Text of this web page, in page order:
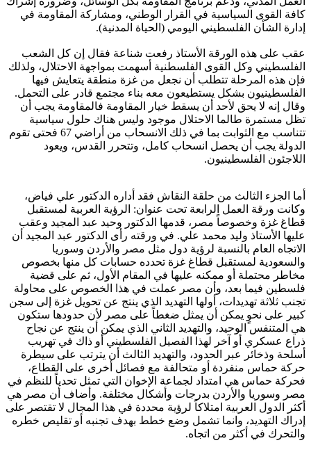
كافة القوى السياسية في القرار الوطني، ومشاركة المقاومة في
إدارة الشأن الفلسطيني اليومي (الحياة المدنية).
عقب على هذه الورقة الأستاذ رفعت شناعة فقال إن كل الشعب
الفلسطيني وكل القوى الفلسطنية أسهمت بمواجهة الاحتلال، ولذلك
فإن هذه المرحلة تتطلب أن نجعل من غزة منطقة يتعايش فيها
الفلسطينيون بشكل يستطيعون معه بناء مجتمع قادر على التحمل.
وقال إنه لا يحق لأحد أن يسقط خيار المقاومة فالمقاومة يجب أن
تظل مستمرة طالما الاحتلال موجود وليس هناك حلول سياسية
تتناسب مع الثوابت بما في ذلك الانسحاب من أراضي 67 فحتى تقوم
الدولة يجب أن يحصل انسحاب كامل، وتتحرر القدس، ويعود
اللاجئون الفلسطينيون.
أما الجزء الثالث من حلقة النقاش فقد أداره الدكتور علي فياض،
وكانت ورقة العمل الرابعة تحت عنوان: الرؤية العربية لمستقبل
قطاغ غزة وخصوصاً مصر، قدمها الدكتور وحيد عبد المجيد وعقب
عليها الأستاذ وليد محمد علي. في ورقته رأى الدكتور عبد المجيد أن
الاتجاه العام بالنسبة لرؤية دول مثل مصر والأردن وسوريا
والسعودية لمستقبل قطاغ غزة تحدده حسابات كل منها بخصوص
مخاطر محتملة أو ممكنه عليها في المقام الأول، ثم على قضية
فلسطين فيما بعد، وأن مصر عملت في هذا الخصوص على محاولة
تجنب ثلاثة تهديدات، أولها التهديد الذي ينتج عن تحويل غزة إلى سجن
كبير على نحوٍ يمكن أن يمثل ضغطاً على مصر لأن حدودها ستكون
هي المتنفس الوحيد، والتهديد الثاني الذي يمكن أن ينتج عن نجاح
ذراع عسكري أو آخر لهذا الفصيل الفلسطيني أو ذاك في تهريب
أسلحة وذخائر عبر الحدود، والتهديد الثالث أن يترتب على سيطرة
حركة حماس منفردة أو متحالفة مع فصائل أخرى على القطاع،
فحركة حماس هي امتداد لجماعة الإخوان التي تمثل تحدياً للنظم في
مصر وسوريا والأردن بدرجات وأشكال مختلفة. وأضاف أن مصر هي
أكثر الدول العربية امتلاكاً لرؤية محددة في هذا المجال لا تقتصر على
إدراك التهديد، وانما تشمل وضع خطط بهدف تجنبه أو تقليص خطره
والتحرك في أكثر من اتجاه.